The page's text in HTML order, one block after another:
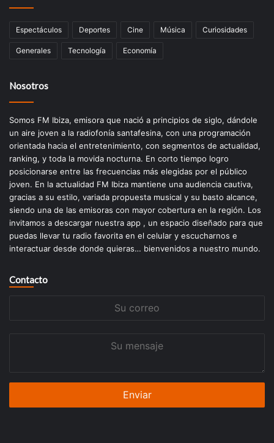
Espectáculos Deportes Cine Música Curiosidades
Generales Tecnología Economía
Nosotros
Somos FM Ibiza, emisora que nació a principios de siglo, dándole
un aire joven a la radiofonía santafesina, con una programación
orientada hacia el entretenimiento, con segmentos de actualidad,
ranking, y toda la movida nocturna. En corto tiempo logro
posicionarse entre las frecuencias más elegidas por el público
joven. En la actualidad FM Ibiza mantiene una audiencia cautiva,
gracias a su estilo, variada propuesta musical y su basto alcance,
siendo una de las emisoras con mayor cobertura en la región. Los
invitamos a descargar nuestra app , un espacio diseñado para que
puedas llevar tu radio favorita en el celular y escucharnos e
interactuar desde donde quieras… bienvenidos a nuestro mundo.
Contacto